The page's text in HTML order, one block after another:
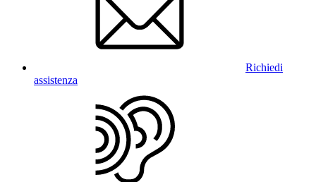
Richiedi
assistenza